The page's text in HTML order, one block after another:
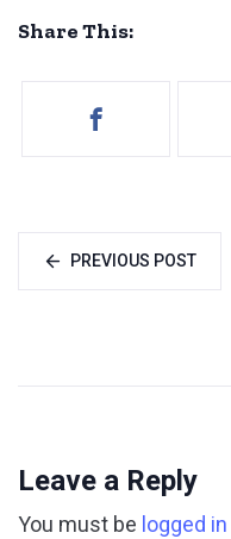
Share This:
PREVIOUS POST
Leave a Reply
You must be logged in